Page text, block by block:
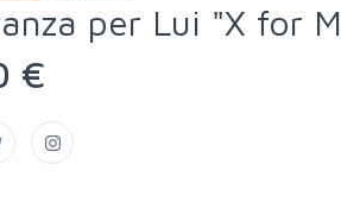
per Lui "X for
€